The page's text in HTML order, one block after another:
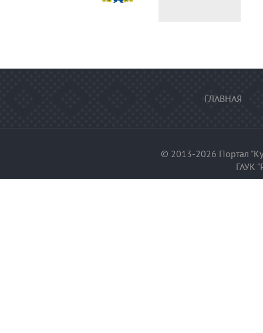
ГЛАВНАЯ
© 2013-2026 Портал
ГАУК